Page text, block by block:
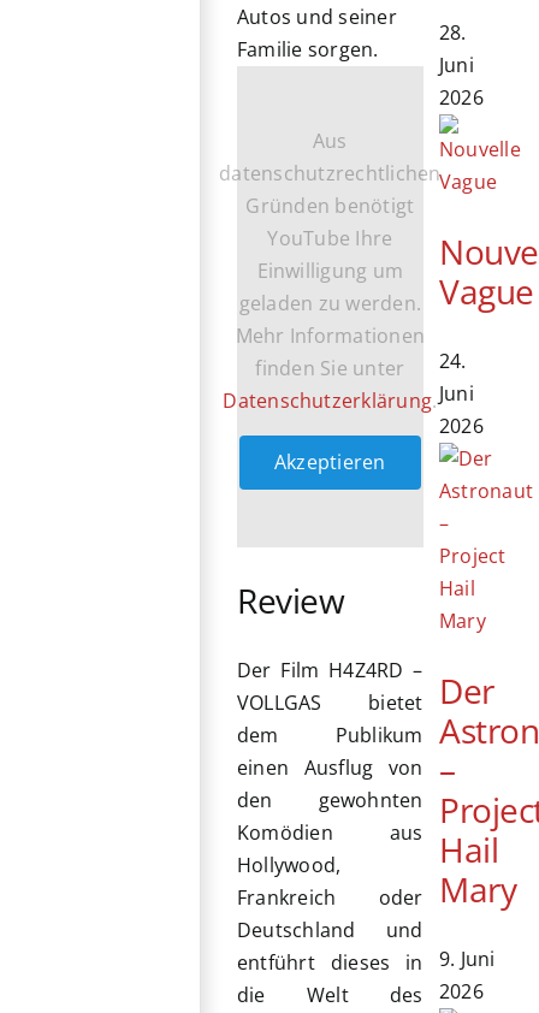
Autos und seiner
Familie sorgen.
Aus
datenschutzrechtlichen
Gründen benötigt
YouTube Ihre
Einwilligung um
geladen zu werden.
Mehr Informationen
finden Sie unter
Datenschutzerklärung.
Akzeptieren
Review
Der Film H4Z4RD –
VOLLGAS bietet
dem Publikum
einen Ausflug von
den gewohnten
Komödien aus
Hollywood,
Frankreich oder
Deutschland und
entführt dieses in
die Welt des
28.
Juni
2026
Vague
24.
Juni
2026
Der
–
Hail
Mary
9. Juni
2026